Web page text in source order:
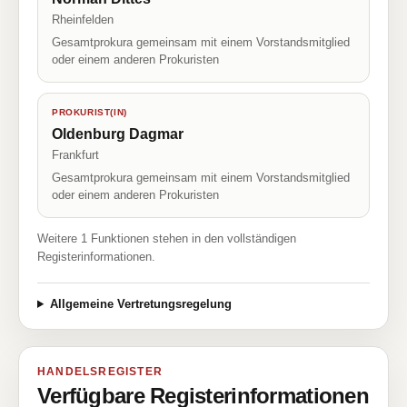
Rheinfelden
Gesamtprokura gemeinsam mit einem Vorstandsmitglied
oder einem anderen Prokuristen
PROKURIST(IN)
Oldenburg Dagmar
Frankfurt
Gesamtprokura gemeinsam mit einem Vorstandsmitglied
oder einem anderen Prokuristen
Weitere 1 Funktionen stehen in den vollständigen
Registerinformationen.
Allgemeine Vertretungsregelung
HANDELSREGISTER
Verfügbare Registerinformationen